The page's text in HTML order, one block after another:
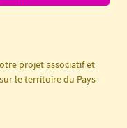
projet associatif et
le territoire du Pays